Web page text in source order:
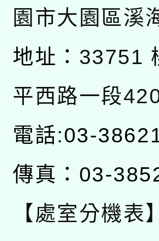
園市大園區溪
地址： 33751
平西路一段
電話:03-
傳真：03-
【處室分機表】